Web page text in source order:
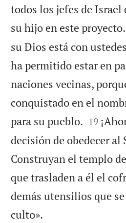
todos los jefes de Israel
su hijo en este proyecto.
su Dios está con
ha permitido estar en
naciones vecinas,
conquistado en el
para su pueblo. 

19
decisión de obedecer al
Construyan el templo
que trasladen a él el
demás utensilios que
culto».